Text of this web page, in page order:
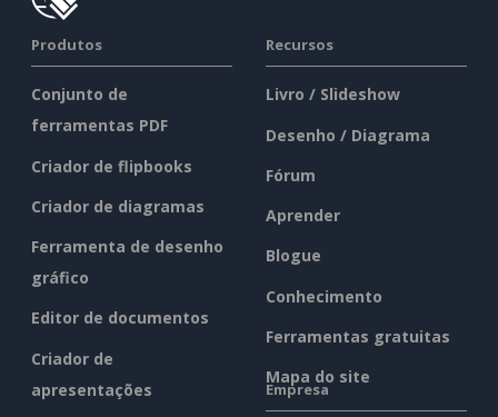
Produtos
Conjunto de
ferramentas PDF
Criador de flipbooks
Criador de diagramas
Ferramenta de desenho
gráfico
Editor de documentos
Criador de
apresentações
Recursos
Livro / Slideshow
Desenho / Diagrama
Fórum
Aprender
Blogue
Conhecimento
Ferramentas gratuitas
Mapa do site
Empresa